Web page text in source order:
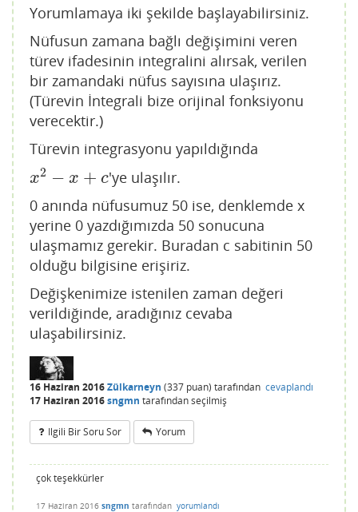
Yorumlamaya iki şekilde başlayabilirsiniz.
Nüfusun zamana bağlı değişimini veren
türev ifadesinin integralini alırsak, verilen
bir zamandaki nüfus sayısına ulaşırız.
(Türevin İntegrali bize orijinal fonksiyonu
verecektir.)
Türevin integrasyonu yapıldığında
x2 − x + c
x2− x+ c
'ye ulaşılır.
0 anında nüfusumuz 50 ise, denklemde x
yerine 0 yazdığımızda 50 sonucuna
ulaşmamız gerekir. Buradan c sabitinin 50
olduğu bilgisine erişiriz.
Değişkenimize istenilen zaman değeri
verildiğinde, aradığınız cevaba
ulaşabilirsiniz.
16 Haziran 2016Zülkarneyn (337 puan) tarafından cevaplandı
17 Haziran 2016sngmn tarafındanseçilmiş
Ilgili Bir Soru Sor Yorum
çok teşekkürler
17 Haziran 2016 sngmn tarafından yorumlandı